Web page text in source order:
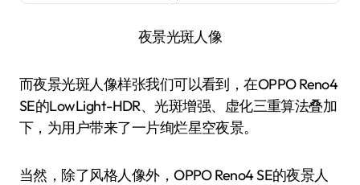
夜景光斑人像
而夜景光斑人像样张我们可以看到，在OPPO Reno4
SE的LowLight-HDR、光斑增强、虚化三重算法叠加
下，为用户带来了一片绚烂星空夜景。
当然，除了风格人像外，OPPO Reno4 SE的夜景人